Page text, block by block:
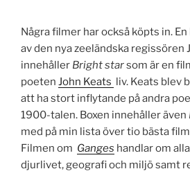
Några filmer har också köpts in.
av den nya zeeländska regissören
innehåller Bright starsom är en
poeten John Keats liv. Keats blev
att ha stort inflytande på andra
1900-talen. Boxen innehåller även
med på min lista över tio bästa
Filmen om Ganges handlar om
djurlivet, geografi och miljö samt